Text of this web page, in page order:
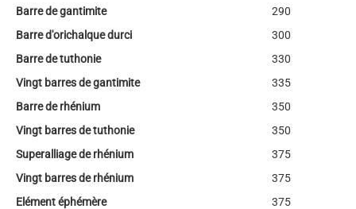
Barre de gantimite
290
Barre d'orichalque durci
300
Barre de tuthonie
330
Vingt barres de gantimite
335
Barre de rhénium
350
Vingt barres de tuthonie
350
Superalliage de rhénium
375
Vingt barres de rhénium
375
Elément éphémère
375